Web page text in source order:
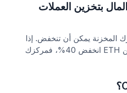
بتخزين العملات
المخزنة يمكن أن تنخفض. إذا
خزنت ETH بعائد 4% لكن ETH انخفض 40%، فمركزك